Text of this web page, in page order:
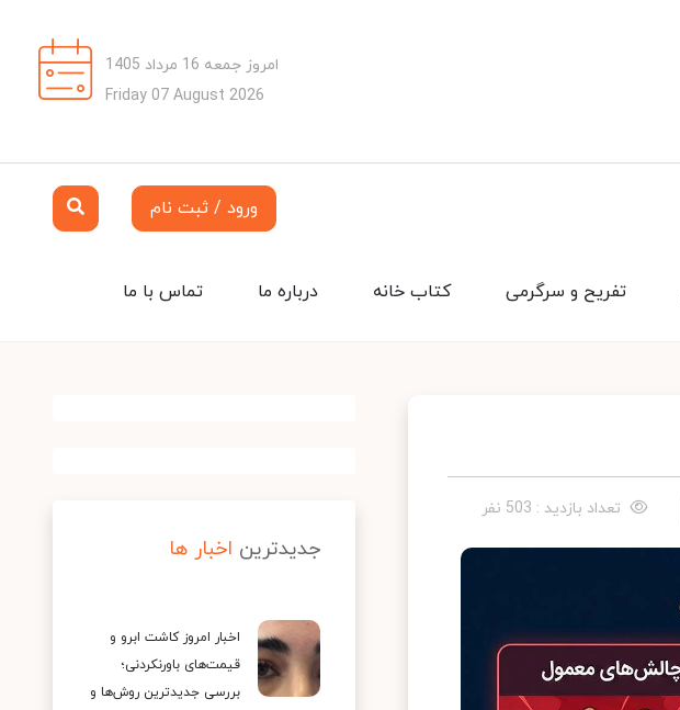
امروز جمعه 16 مرداد 1405
Friday 07 August 2026
ورود / ثبت نام
تماس با ما درباره ما کتاب خانه تفریح و سرگرمی
تعداد بازدید : 503 نفر
جدیدترین اخبار ها
اخبار امروز کاشت ابرو و
قیمت‌های باورنکردنی؛
بررسی جدیدترین روش‌ها و